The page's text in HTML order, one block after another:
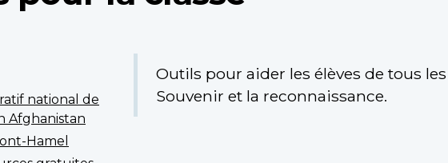
national de
Afghanistan
Hamel
Outils pour aider les élèves de tous
Souvenir et la reconnaissance.